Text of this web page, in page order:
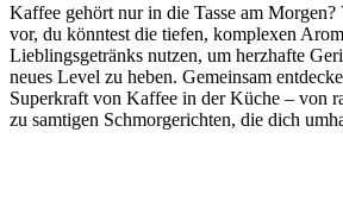
Kaffee gehört nur in die Tasse am
vor, du könntest die tiefen, komplexen
Lieblingsgetränks nutzen, um herzhafte
neues Level zu heben. Gemeinsam
Superkraft von Kaffee in der Küche – von
zu samtigen Schmorgerichten, die dich